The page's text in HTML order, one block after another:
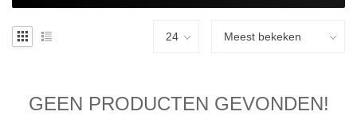
GEEN PRODUCTEN GEVONDEN!